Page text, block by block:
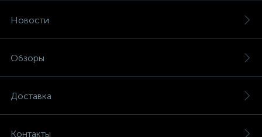
Новости
Обзоры
Доставка
Контакты